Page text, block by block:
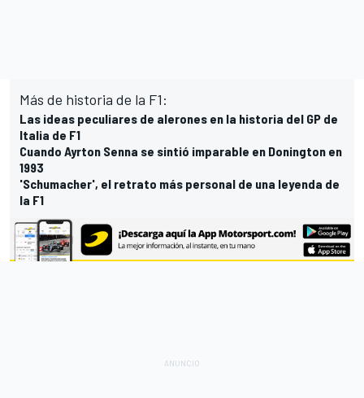
Más de historia de la F1:
Las ideas peculiares de alerones en la historia del GP de
Italia de F1
Cuando Ayrton Senna se sintió imparable en Donington en
1993
'Schumacher', el retrato más personal de una leyenda de
la F1